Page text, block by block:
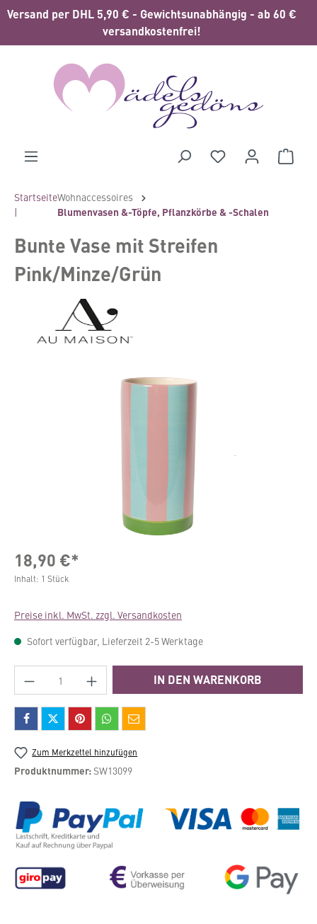
springen
Versand per DHL 5,90 € - Gewichtsunabhängig - ab 60 €
versandkostenfrei!
Startseite
|
Wohnaccessoires
Blumenvasen &-Töpfe, Pflanzkörbe & -Schalen
Bunte Vase mit Streifen
Pink/Minze/Grün
Bildergalerie überspringen
18,90 €*
Inhalt: 1 Stück
Preise inkl. MwSt. zzgl. Versandkosten
Sofort verfügbar, Lieferzeit 2-5 Werktage
Produkt Anzahl: Gib den gewünschten
IN DEN WARENKORB
Zum Merkzettel hinzufügen
Produktnummer: SW13099